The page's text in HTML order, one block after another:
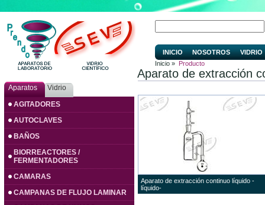
Aparatos
Vidrio
AGITADORES
AUTOCLAVES
BAÑOS
BIORREACTORES /
FERMENTADORES
CAMARAS
CAMPANAS DE FLUJO LAMINAR
INICIO NOSOTROS
VIDRIO
Inicio » Producto
Aparato de extracción
Aparato de extracción continuo líquido -
líquido-